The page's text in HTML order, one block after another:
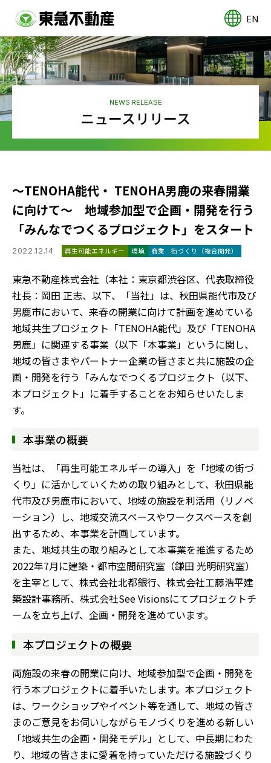
EN
NEWS RELEASE
ニュースリリース
～TENOHA能代・ TENOHA男鹿の来春開業
に向けて～ 地域参加型で企画・開発を行う
「みんなでつくるプロジェクト」をスタート
2022.12.14 再生可能エネルギー 環境 商業 街づくり（複合開発）
東急不動産株式会社（本社：東京都渋谷区、代表取締役
社長：岡田 正志、以下、「当社」は、秋田県能代市及び
男鹿市において、来春の開業に向けて計画を進めている
地域共生プロジェクト「TENOHA能代」及び「TENOHA
男鹿」に関連する事業（以下「本事業」というに関し、
地域の皆さまやパートナー企業の皆さまと共に施設の企
画・開発を行う「みんなでつくるプロジェクト（以下、
本プロジェクト」に着手することをお知らせいたしま
す。
本事業の概要
当社は、「再生可能エネルギーの導入」を「地域の街づ
くり」に活かしていくための取り組みとして、秋田県能
代市及び男鹿市において、地域の施設を利活用（リノベ
ーション）し、地域交流スペースやワークスペースを創
出するため、本事業を計画しています。
また、地域共生の取り組みとして本事業を推進するため
2022年7月に建築・都市空間研究室（鎌田 光明研究室）
を主宰として、株式会社北都銀行、株式会社工藤浩平建
築設計事務所、株式会社See Visionsにてプロジェクトチ
ームを立ち上げ、企画・開発を進めています。
本プロジェクトの概要
両施設の来春の開業に向け、地域参加型で企画・開発を
行う本プロジェクトに着手いたします。本プロジェクト
は、ワークショップやイベント等を通して、地域の皆さ
まのご意見をお伺いしながらモノづくりを進める新しい
「地域共生の企画・開発モデル」として、中長期にわた
り、地域の皆さまに愛着を持っていただける施設づくり